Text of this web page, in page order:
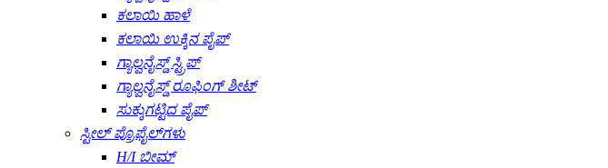
ಕಲಾಯಿ ಹಾಳೆ
ಕಲಾಯಿ ಉಕ್ಕಿನ ಪೈಪ್
ಗ್ಯಾಲ್ವನೈಸ್ಡ್ ಸ್ಟ್ರಿಪ್
ಗ್ಯಾಲ್ವನೈಸ್ಡ್ ರೂಫಿಂಗ್ ಶೀಟ್
ಸುಕ್ಕುಗಟ್ಟಿದ ಪೈಪ್
ಸ್ಟೀಲ್ ಪ್ರೊಫೈಲ್‌ಗಳು
H/I ಬೀಮ್